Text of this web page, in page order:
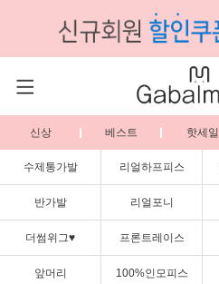
신상 베스트 핫세일
수제통가발 리얼하프피스
반가발 리얼포니
더썸위그♥ 프론트레이스
앞머리 100%인모피스